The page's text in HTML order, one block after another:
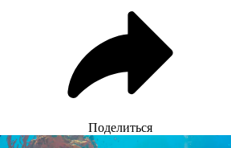
Поделиться